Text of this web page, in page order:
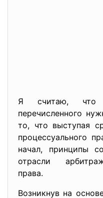
Я считаю, что
перечисленного
то, что выступая
процессуального
начал, принципы
отрасли
права.
Возникнув на